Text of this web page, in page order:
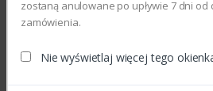
zostaną anulowane po upływie 7 dni
zamówienia.
Nie wyświetlaj więcej tego